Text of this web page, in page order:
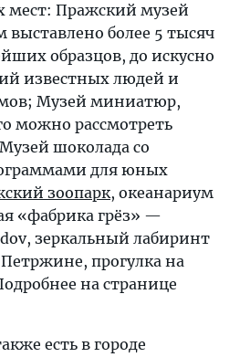
мест: Пражский музей
выставлено более 5 тысяч
образцов, до искусно
известных людей и
Музей миниатюр,
можно рассмотреть
шоколада со
для юных
зоопарк, океанариум
«фабрика грёз» —
зеркальный лабиринт
прогулка на
на странице
есть в городе